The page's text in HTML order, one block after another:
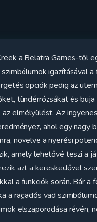
a Belatra Games-től
igazításával
opciók pedig az
tündérrózsákat és
az elmélyülést. Az
ahol egy nagy
növelve a nyerési
amely lehetővé teszi a
azt a kereskedővel
a funkciók során. Bár
a ragadós vad
elszaporodása révén,